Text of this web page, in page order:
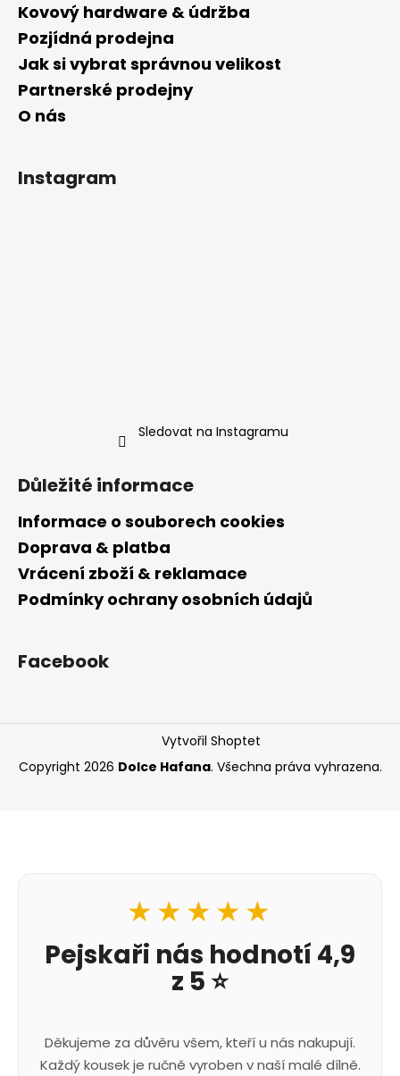
Kovový hardware & údržba
Pozjídná prodejna
Jak si vybrat správnou velikost
Partnerské prodejny
O nás
Instagram
Sledovat na Instagramu
Důležité informace
Informace o souborech cookies
Doprava & platba
Vrácení zboží & reklamace
Podmínky ochrany osobních údajů
Facebook
Vytvořil Shoptet
Copyright 2026 Dolce Hafana. Všechna práva vyhrazena.
★★★★★
Pejskaři nás hodnotí 4,9
z 5 ⭐
Děkujeme za důvěru všem, kteří u nás nakupují.
Každý kousek je ručně vyroben v naší malé dílně.